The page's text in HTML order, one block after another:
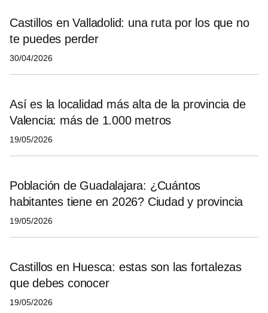
Castillos en Valladolid: una ruta por los que no
te puedes perder
30/04/2026
Así es la localidad más alta de la provincia de
Valencia: más de 1.000 metros
19/05/2026
Población de Guadalajara: ¿Cuántos
habitantes tiene en 2026? Ciudad y provincia
19/05/2026
Castillos en Huesca: estas son las fortalezas
que debes conocer
19/05/2026